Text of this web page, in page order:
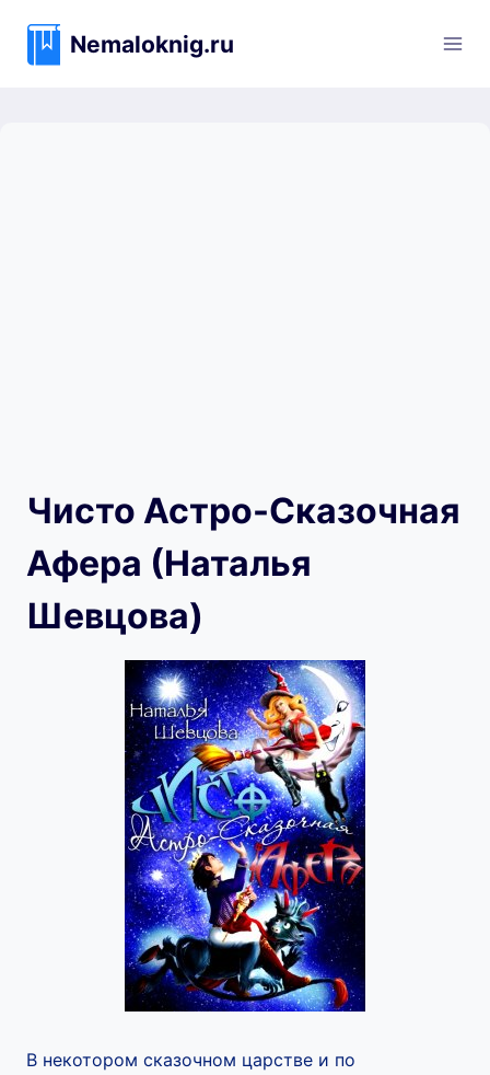
содержимому
Nemaloknig.ru
Чисто Астро-Сказочная
Афера (Наталья
Шевцова)
В некотором сказочном царстве и по